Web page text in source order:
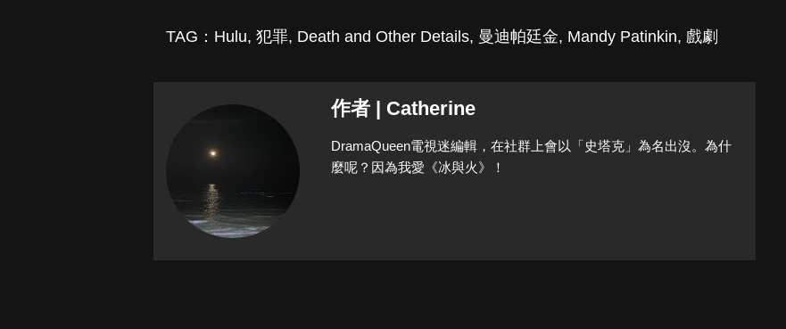
TAG： Hulu, 犯罪, Death and Other Details, 曼迪帕廷金, Mandy Patinkin, 戲劇
作者 | Catherine
DramaQueen電視迷編輯，在社群上會以「史塔克」為名出沒。為什
麼呢？因為我愛《冰與火》！